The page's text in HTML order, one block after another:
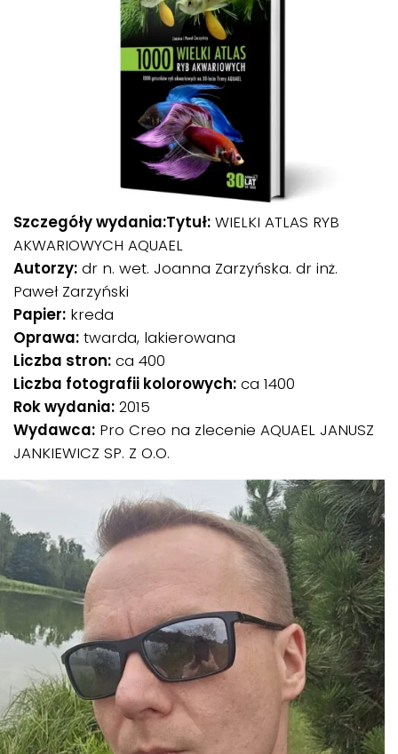
Szczegóły wydania:Tytuł: WIELKI ATLAS RYB
AKWARIOWYCH AQUAEL
Autorzy: dr n. wet. Joanna Zarzyńska. dr inż.
Paweł Zarzyński
Papier: kreda
Oprawa: twarda, lakierowana
Liczba stron: ca 400
Liczba fotografii kolorowych: ca 1400
Rok wydania: 2015
Wydawca: Pro Creo na zlecenie AQUAEL JANUSZ
JANKIEWICZ SP. Z O.O.